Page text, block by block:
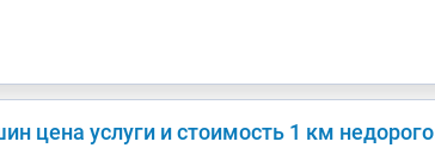
цена услуги и стоимость 1 км недорого